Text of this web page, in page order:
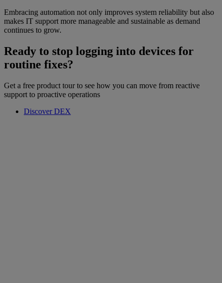
Embracing automation not only improves system reliability but also
makes IT support more manageable and sustainable as demand
continues to grow.
Ready to stop logging into devices for
routine fixes?
Get a free product tour to see how you can move from reactive
support to proactive operations
Discover DEX